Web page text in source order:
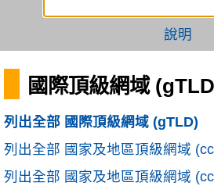
說明
國際頂級網域
列出全部 國際頂級網域 (gTLD)
列出全部 國家及地區頂級網域
列出全部 國家及地區頂級網域